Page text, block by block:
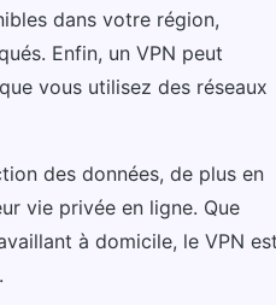
dans votre région,
Enfin, un VPN peut
vous utilisez des réseaux
des données, de plus en
vie privée en ligne. Que
à domicile, le VPN est